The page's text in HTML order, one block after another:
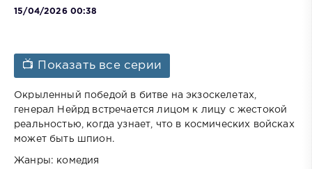
15/04/2026 00:38
📺 Показать все серии
Окрыленный победой в битве на экзоскелетах,
генерал Нейрд встречается лицом к лицу с жестокой
реальностью, когда узнает, что в космических войсках
может быть шпион.
Жанры: комедия